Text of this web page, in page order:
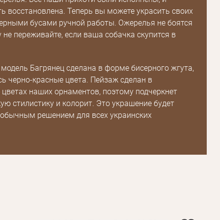
восстановлена. Теперь вы можете украсить своих
бусами ручной работы. Ожерелья не боятся
переживайте, если ваша собачка скупится в
Багрянец сделана в форме бисерного жгута,
черно-красные цвета. Пейзаж сделан в
наших орнаментов, поэтому подчеркнет
стилистику и колорит. Это украшение будет
решением для всех украинских